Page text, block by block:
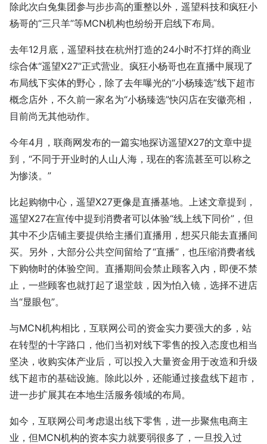
除此次白兔集团参与步步高的重整以外，遥望科技和疯狂小
杨哥的“三只羊”等MCN机构也纷纷开启线下布局。
去年12月底，遥望科技在杭州打造的24小时不打烊的商业
综合体“遥望X27”正式营业。疯狂小杨哥也在直播中展现了
布局线下实体的野心，除了去年曝光的“小杨臻选”线下超市
概念店外，不久前一家名为“小杨臻选”快闪店在安徽亮相，
目前尚无其他动作。
今年4月，联商网发布的一篇实地探访遥望X27的文章中提
到，“不同于开业时的人山人海，现在的客流甚至可以称之
为惨淡。”
比起购物中心，遥望X27更像是直播基地。上述文章提到，
遥望X27在宣传中提到消费者可以体验“线上线下同价”，但
其中不少店铺主要提供给主播们直播用，想买只能去直播间
买。另外，大部分公共空间留给了“直播”，也压缩消费者线
下购物时的体验空间。直播期间会禁止顾客入内，即便不禁
止，一些顾客也就打起了退堂鼓，因为怕入镜，选择不进店
当“显眼包”。
与MCN机构相比，互联网公司的资金实力要强大的多，站
在转型的十字路口，他们当初对线下零售的投入态度也相当
坚决，收购实体产业后，可以投入大量资金用于改造和升级
线下超市的基础设施。除此以外，还能通过接盘线下超市，
进一步扩展其在本地生活服务领域的布局。
如今，互联网公司考虑退出线下零售，进一步聚焦电商主
业，但MCN机构的资本实力就要弱很多了，一旦投入过